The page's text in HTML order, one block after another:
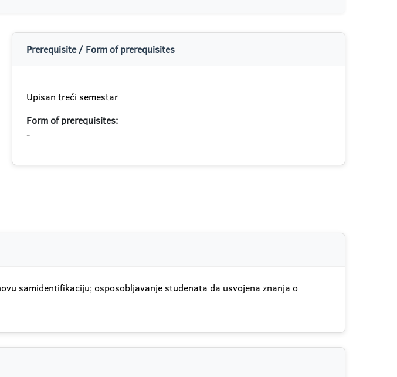
Prerequisite / Form of prerequisites
Upisan treći semestar
Form of prerequisites:
-
samidentifikaciju; osposobljavanje studenata da usvojena znanja o